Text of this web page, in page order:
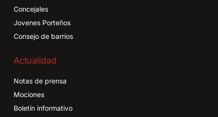
Concejales
Jovenes Porteños
Consejo de barrios
Actualidad
Notas de prensa
Mociones
Boletín informativo